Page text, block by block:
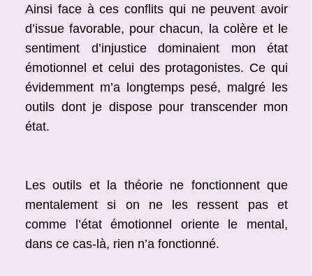
Ainsi face à ces conflits qui ne peuvent avoir
d’issue favorable, pour chacun, la colère et le
sentiment d’injustice dominaient mon état
émotionnel et celui des protagonistes. Ce qui
évidemment m’a longtemps pesé, malgré les
outils dont je dispose pour transcender mon
état.
Les outils et la théorie ne fonctionnent que
mentalement si on ne les ressent pas et
comme l’état émotionnel oriente le mental,
dans ce cas-là, rien n’a fonctionné.